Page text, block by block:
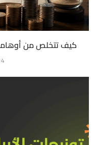
كيف تتخلص من أوهامك
14